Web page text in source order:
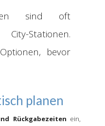
sind oft
Stationen.
bevor
planen
Rückgabezeiten ein,